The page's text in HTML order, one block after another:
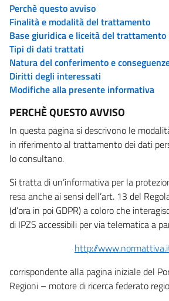
Perchè questo avviso
Finalità e modalità del trattamento
Base giuridica e liceità del trattamento
Tipi di dati trattati
Natura del conferimento e
Diritti degli interessati
Modifiche alla presente informativa
PERCHÈ QUESTO AVVISO
In questa pagina si descrivono le
in riferimento al trattamento dei dati
lo consultano.
Si tratta di un’informativa per la
resa anche ai sensi dell’art. 13 del
(d’ora in poi GDPR) a coloro che
di IPZS accessibili per via telematica a
http://
corrispondente alla pagina iniziale del
Regioni – motore di ricerca federato